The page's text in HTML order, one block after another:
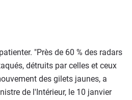
"Près de 60 % des radars
détruits par celles et ceux
des gilets jaunes, a
de l'Intérieur, le 10 janvier